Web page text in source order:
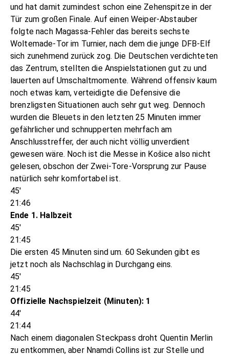
und hat damit zumindest schon eine Zehenspitze in der
Tür zum großen Finale. Auf einen Weiper-Abstauber
folgte nach Magassa-Fehler das bereits sechste
Woltemade-Tor im Turnier, nach dem die junge DFB-Elf
sich zunehmend zurück zog. Die Deutschen verdichteten
das Zentrum, stellten die Anspielstationen gut zu und
lauerten auf Umschaltmomente. Während offensiv kaum
noch etwas kam, verteidigte die Defensive die
brenzligsten Situationen auch sehr gut weg. Dennoch
wurden die Bleuets in den letzten 25 Minuten immer
gefährlicher und schnupperten mehrfach am
Anschlusstreffer, der auch nicht völlig unverdient
gewesen wäre. Noch ist die Messe in Košice also nicht
gelesen, obschon der Zwei-Tore-Vorsprung zur Pause
natürlich sehr komfortabel ist.
45'
21:46
Ende 1. Halbzeit
45'
21:45
Die ersten 45 Minuten sind um. 60 Sekunden gibt es
jetzt noch als Nachschlag in Durchgang eins.
45'
21:45
Offizielle Nachspielzeit (Minuten): 1
44'
21:44
Nach einem diagonalen Steckpass droht Quentin Merlin
zu entkommen, aber Nnamdi Collins ist zur Stelle und